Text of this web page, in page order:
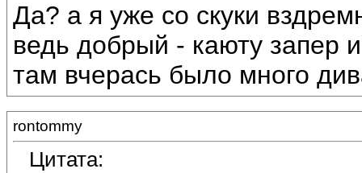
Да? а я уже со скуки
ведь добрый - каюту запер
там вчерась было много
rontommy
Цитата: